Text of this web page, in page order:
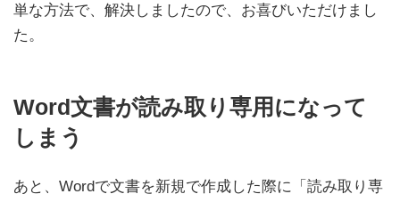
単な方法で、解決しましたので、お喜びいただけまし
た。
Word文書が読み取り専用になって
しまう
あと、Wordで文書を新規で作成した際に「読み取り専